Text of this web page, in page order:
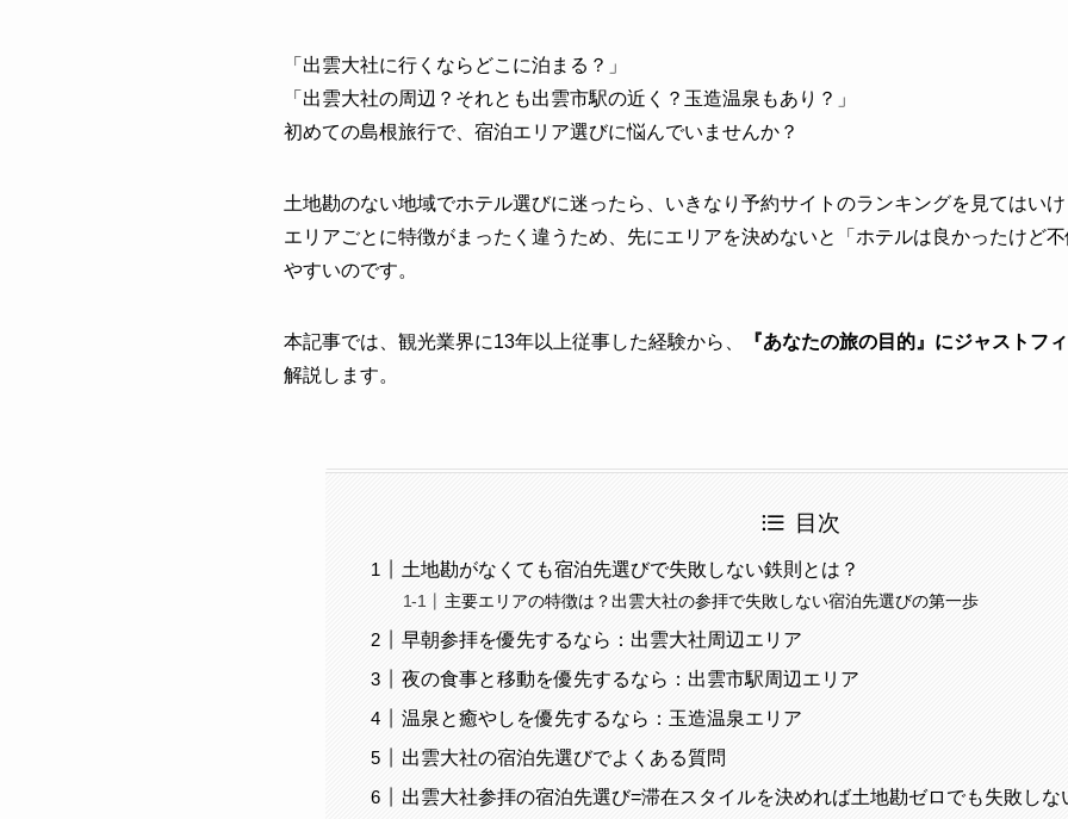
「出雲大社に行くならどこに泊まる？」
「出雲大社の周辺？それとも出雲市駅の近く？玉造温泉もあり？」
初めての島根旅行で、宿泊エリア選びに悩んでいませんか？
土地勘のない地域でホテル選びに迷ったら、いきなり予約サイトのランキングを見てはい
エリアごとに特徴がまったく違うため、先にエリアを決めないと「ホテルは良かったけど
やすいのです。
本記事では、観光業界に13年以上従事した経験から、
『あなたの旅の目的』にジャストフ
解説します。
目次
土地勘がなくても宿泊先選びで失敗しない鉄則とは？
主要エリアの特徴は？出雲大社の参拝で失敗しない宿泊先選びの第一歩
早朝参拝を優先するなら：出雲大社周辺エリア
夜の食事と移動を優先するなら：出雲市駅周辺エリア
温泉と癒やしを優先するなら：玉造温泉エリア
出雲大社の宿泊先選びでよくある質問
出雲大社参拝の宿泊先選び=滞在スタイルを決めれば土地勘ゼロでも失敗しな